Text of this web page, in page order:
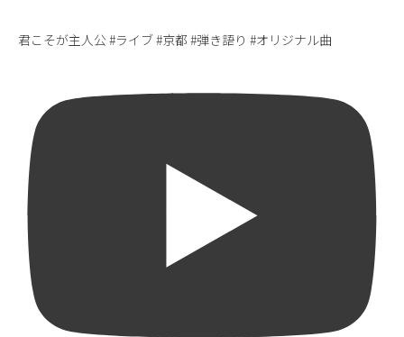
君こそが主人公 #ライブ #京都 #弾き語り #オリジナル曲